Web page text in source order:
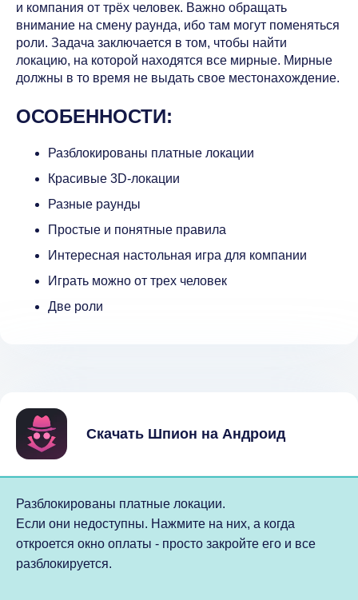
и компания от трёх человек. Важно обращать
внимание на смену раунда, ибо там могут поменяться
роли. Задача заключается в том, чтобы найти
локацию, на которой находятся все мирные. Мирные
должны в то время не выдать свое местонахождение.
ОСОБЕННОСТИ:
Разблокированы платные локации
Красивые 3D-локации
Разные раунды
Простые и понятные правила
Интересная настольная игра для компании
Играть можно от трех человек
Две роли
Скачать Шпион на Андроид
Разблокированы платные локации.
Если они недоступны. Нажмите на них, а когда
откроется окно оплаты - просто закройте его и все
разблокируется.